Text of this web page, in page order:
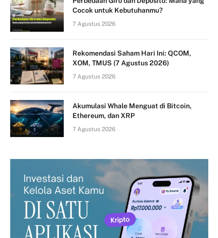
Cocok untuk Kebutuhanmu?
7 Agustus 2026
Rekomendasi Saham Hari Ini: QCOM,
XOM, TMUS (7 Agustus 2026)
7 Agustus 2026
Akumulasi Whale Menguat di Bitcoin,
Ethereum, dan XRP
7 Agustus 2026